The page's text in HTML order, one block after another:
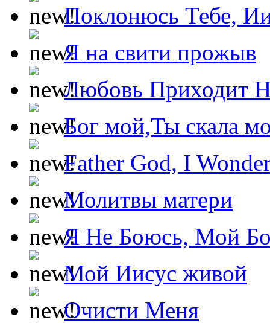
Поклонюсь Тебе,
Я на свити прожыв
Любовь Приходит
Бог мой,Ты скала
Father God, I
Молитвы матери
Я Не Боюсь, Мой
Мой Иисус живой
Очисти Меня